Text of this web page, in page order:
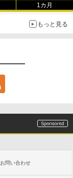
1カ月
もっと見る
お問い合わせ